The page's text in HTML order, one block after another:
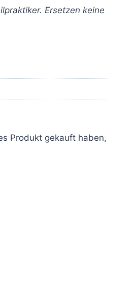
Ersetzen keine
Produkt gekauft haben,